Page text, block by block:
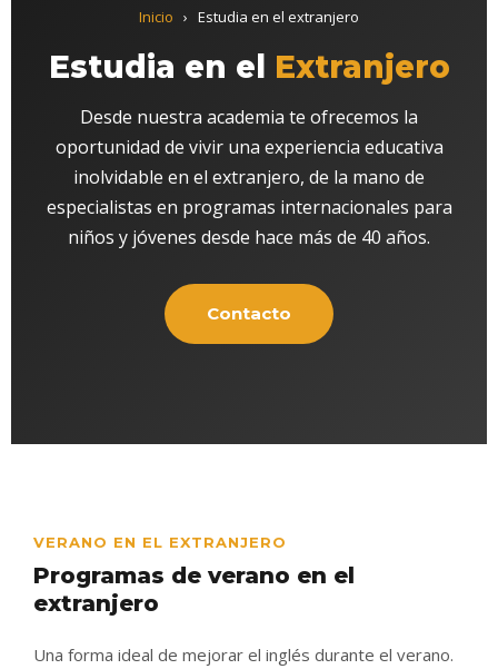
Inicio › Estudia en el extranjero
Estudia en el Extranjero
Desde nuestra academia te ofrecemos la
oportunidad de vivir una experiencia educativa
inolvidable en el extranjero, de la mano de
especialistas en programas internacionales para
niños y jóvenes desde hace más de 40 años.
Contacto
VERANO EN EL EXTRANJERO
Programas de verano en el
extranjero
Una forma ideal de mejorar el inglés durante el verano.